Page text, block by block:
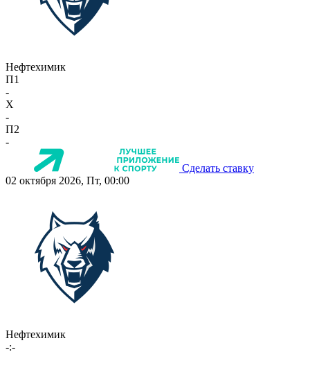
Нефтехимик
П1
-
X
-
П2
-
Сделать ставку
02 октября 2026, Пт, 00:00
Нефтехимик
-:-